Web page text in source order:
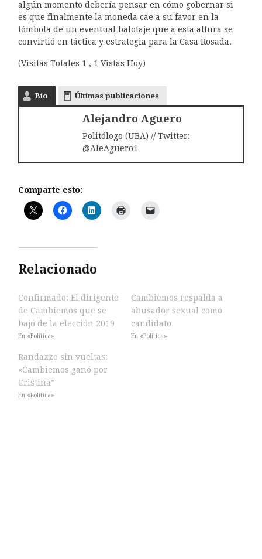
algún momento debería pensar en cómo gobernar si
es que finalmente la moneda cae a su favor en la
tómbola de un eventual balotaje que a esta altura se
convirtió en táctica y estrategia para la Casa Rosada.
(Visitas Totales 1 , 1 Vistas Hoy)
Bio Últimas publicaciones
Alejandro Aguero
Politólogo (UBA) // Twitter:
@AleAguero1
Comparte esto:
Relacionado
Confirmado: El dirigente
de Cambiemos que se
bajó de la elección 2019
En «Política»
Cambiemos respalda a
abusador sexual como
candidato
En «Política»
Randazzo sin vueltas:
«Cambiemos ganó por
Cristina”
En «Política»